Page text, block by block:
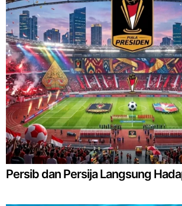
Persib dan Persija Langsung